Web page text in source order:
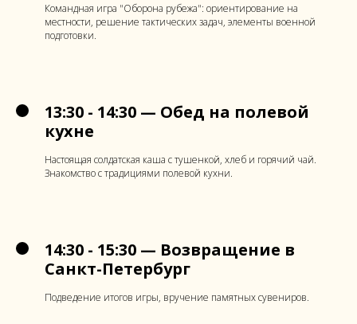
Командная игра "Оборона рубежа": ориентирование на
местности, решение тактических задач, элементы военной
подготовки.
13:30 - 14:30 — Обед на полевой
кухне
Настоящая солдатская каша с тушенкой, хлеб и горячий чай.
Знакомство с традициями полевой кухни.
14:30 - 15:30 — Возвращение в
Санкт-Петербург
Подведение итогов игры, вручение памятных сувениров.